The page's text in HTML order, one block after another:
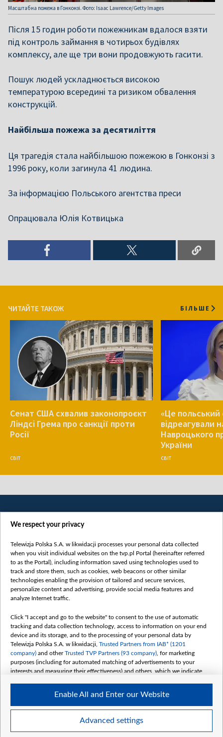
Масштабна пожежа в Гонконзі. Фото: Isaac Lawrence/Getty Images
Після 15 годин роботи пожежникам вдалося взяти
під контроль займання в чотирьох будівлях
комплексу, але ще три вони продовжують гасити.
Пошук людей ускладнюється високою
температурою всередині та ризиком обвалення
конструкцій.
Найбільша пожежа за десятиліття
Ця трагедія стала найбільшою пожежою в Гонконзі з
1996 року, коли загинула 41 людина.
За інформацією Польського агентства преси
Опрацювала Юлія Котвицька
ЧИТАЙТЕ ТАКОЖ БІЛЬШЕ
Сенат США схвалив законопроєкт
Ліндсі Грема про санкції проти
Росії
СВІТ
«Це польський
відреагували
Навроцького
України
СВІТ
Категорії
Новини
Докладно
Погляд
Цікаво
Slawa.tv
Про нас
Контакти
Правила використання матеріалів
Обробка даних
We respect your privacy
Telewizja Polska S.A. w likwidacji processes your personal data collected
when you visit individual websites on the tvp.pl Portal (hereinafter referred
to as the Portal), including information saved using technologies used to
track and store them, such as cookies, web beacons or other similar
technologies enabling the provision of tailored and secure services,
personalize content and advertising, provide social media features and
analyze Internet traffic.
Click "I accept and go to the website" to consent to the use of automatic
tracking and data collection technology, access to information on your end
device and its storage, and to the processing of your personal data by
Telewizja Polska S.A. w likwidacji, Trusted Partners from IAB* (1201
company) and otherTrusted TVP Partners (93 company) , for marketing
purposes (including for automated matching of advertisements to your
interests and measuring their effectiveness) and others, which we indicate
The purposes of processing your data by TVP S.A. w likwidacji are as
follows:
Use limited data to select advertising
Create profiles for personalised advertising
Advanced settings
Enable All and Enter our Website